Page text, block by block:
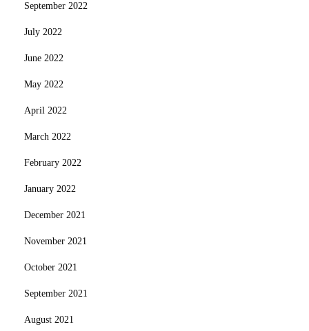
September 2022
July 2022
June 2022
May 2022
April 2022
March 2022
February 2022
January 2022
December 2021
November 2021
October 2021
September 2021
August 2021